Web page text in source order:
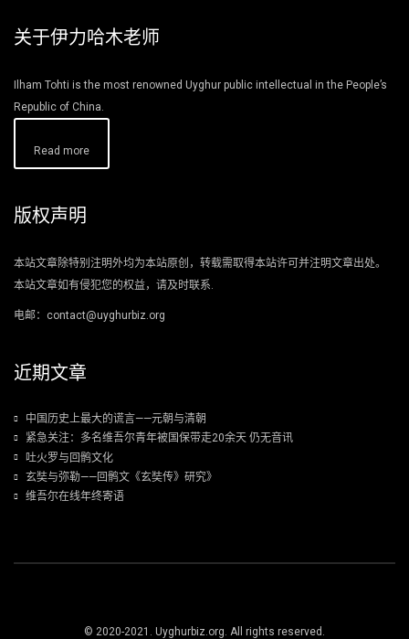
关于伊力哈木老师
Ilham Tohti is the most renowned Uyghur public intellectual in the People’s
Republic of China.
Read more
版权声明
本站文章除特别注明外均为本站原创，转载需取得本站许可并注明文章出处。
本站文章如有侵犯您的权益，请及时联系.
电邮：contact@uyghurbiz.org
近期文章
中国历史上最大的谎言——元朝与清朝
紧急关注：多名维吾尔青年被国保带走20余天 仍无音讯
吐火罗与回鹘文化
玄奘与弥勒——回鹘文《玄奘传》研究》
维吾尔在线年终寄语
© 2020-2021. Uyghurbiz.org. All rights reserved.